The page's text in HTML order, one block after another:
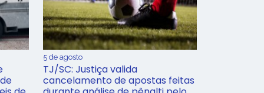
5 de agosto
TJ/SC: Justiça valida
cancelamento de apostas feitas